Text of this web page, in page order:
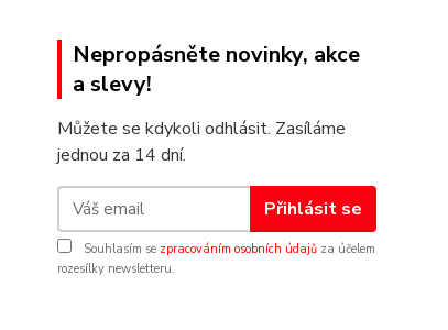
Nepropásněte novinky, akce
a slevy!
Můžete se kdykoli odhlásit. Zasíláme
jednou za 14 dní.
Přihlásit se
Souhlasím se zpracováním osobních údajů za účelem
rozesílky newsletteru.